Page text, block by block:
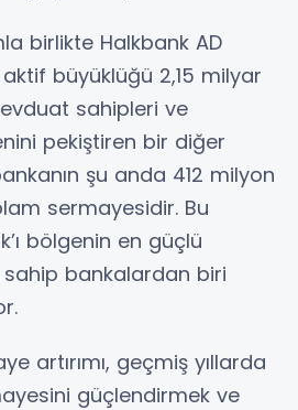
birlikte Halkbank AD
büyüklüğü 2,15 milyar
sahipleri ve
pekiştiren bir diğer
şu anda 412 milyon
sermayesidir. Bu
bölgenin en güçlü
sahip bankalardan biri
artırımı, geçmiş yıllarda
güçlendirmek ve